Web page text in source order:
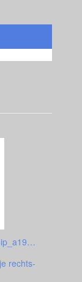
www.virtualgallery.com/hemmechien_knip_a19328/aten
rechts-